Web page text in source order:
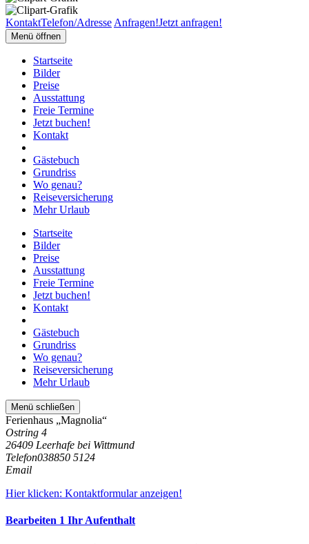
KontaktTelefon/Adresse Anfragen!Jetzt anfragen!
Menü öffnen
Startseite
Bilder
Preise
Ausstattung
Freie Termine
Jetzt buchen!
Kontakt
Gästebuch
Grundriss
Wo genau?
Reiseversicherung
Mehr Urlaub
Startseite
Bilder
Preise
Ausstattung
Freie Termine
Jetzt buchen!
Kontakt
Gästebuch
Grundriss
Wo genau?
Reiseversicherung
Mehr Urlaub
Menü schließen
Ferienhaus „Magnolia“
Ostring 4
26409 Leerhafe bei Wittmund
Telefon038850 5124
Email
Hier klicken: Kontaktformular anzeigen!
Bearbeiten 1 Ihr Aufenthalt